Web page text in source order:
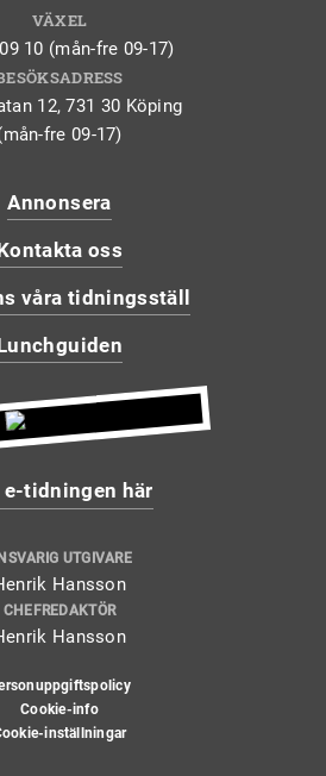
VÄXEL
10 (mån-fre 09-17)
12, 731 30 Köping
fre 09-17)
Annonsera
oss
våra tidningsställ
e-tidningen här
UTGIVARE
Hansson
CHEFREDAKTÖR
Hansson
Cookie-info
inställningar